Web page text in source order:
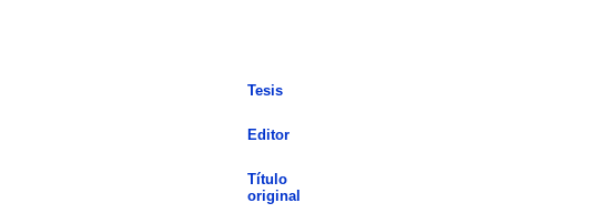
Tesis
Editor
Título
original